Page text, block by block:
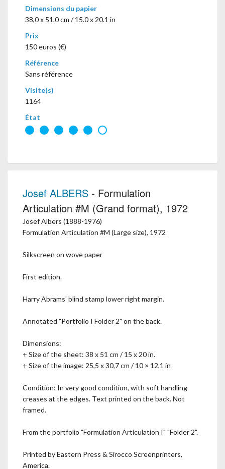
Dimensions du papier
38,0 x 51,0 cm / 15.0 x 20.1 in
Prix
150 euros (€)
Référence
Sans référence
Visite(s)
1164
État
Josef ALBERS - Formulation
Articulation #M (Grand format), 1972
Josef Albers (1888-1976)
Formulation Articulation #M (Large size), 1972
Silkscreen on wove paper
First edition.
Harry Abrams' blind stamp lower right margin.
Annotated "Portfolio I Folder 2" on the back.
Dimensions:
+ Size of the sheet: 38 x 51 cm / 15 x 20 in.
+ Size of the image: 25,5 x 30,7 cm / 10 × 12,1 in
Condition: In very good condition, with soft handling
creases at the edges. Text printed on the back. Not
framed.
From the portfolio "Formulation Articulation I" "Folder 2".
Printed by Eastern Press & Sirocco Screenprinters,
America.